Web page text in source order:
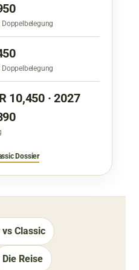
10,450 · 2027
Dossier
Classic
Die Reise